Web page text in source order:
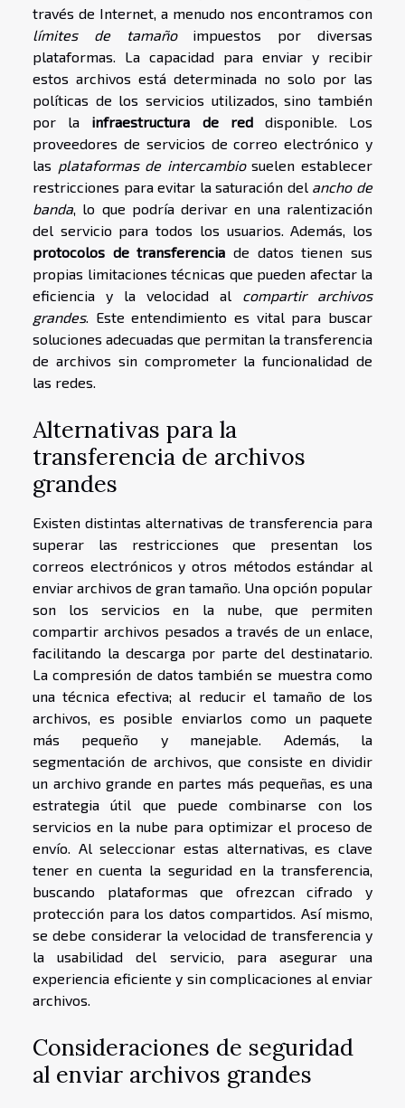
través de Internet, a menudo nos encontramos con
límites de tamañoimpuestos por diversas
plataformas. La capacidad para enviar y recibir
estos archivos está determinada no solo por las
políticas de los servicios utilizados, sino también
por la infraestructura de reddisponible. Los
proveedores de servicios de correo electrónico y
las plataformas de intercambiosuelen establecer
restricciones para evitar la saturación del ancho de
banda, lo que podría derivar en una ralentización
del servicio para todos los usuarios. Además, los
protocolos de transferencia de datos tienen sus
propias limitaciones técnicas que pueden afectar la
eficiencia y la velocidad al compartir archivos
grandes. Este entendimiento es vital para buscar
soluciones adecuadas que permitan la transferencia
de archivos sin comprometer la funcionalidad de
las redes.
Alternativas para la
transferencia de archivos
grandes
Existen distintas alternativas de transferencia para
superar las restricciones que presentan los
correos electrónicos y otros métodos estándar al
enviar archivos de gran tamaño. Una opción popular
son los servicios en la nube, que permiten
compartir archivos pesados a través de un enlace,
facilitando la descarga por parte del destinatario.
La compresión de datos también se muestra como
una técnica efectiva; al reducir el tamaño de los
archivos, es posible enviarlos como un paquete
más pequeño y manejable. Además, la
segmentación de archivos, que consiste en dividir
un archivo grande en partes más pequeñas, es una
estrategia útil que puede combinarse con los
servicios en la nube para optimizar el proceso de
envío. Al seleccionar estas alternativas, es clave
tener en cuenta la seguridad en la transferencia,
buscando plataformas que ofrezcan cifrado y
protección para los datos compartidos. Así mismo,
se debe considerar la velocidad de transferencia y
la usabilidad del servicio, para asegurar una
experiencia eficiente y sin complicaciones al enviar
archivos.
Consideraciones de seguridad
al enviar archivos grandes